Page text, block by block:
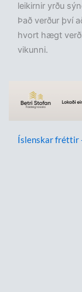
leikirnir yrðu
Það verður því
hvort hægt
vikunni.
Íslenskar fréttir